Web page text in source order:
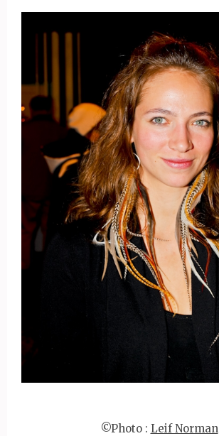
©Photo : Leif Norman